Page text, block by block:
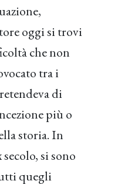
oggi si trovi
che non
tra i
di
più o
storia. In
si sono
quegli